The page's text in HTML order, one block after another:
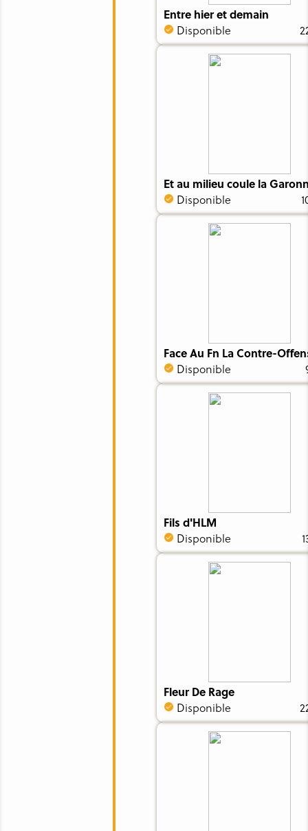
Entre hier et demain
Disponible
Et au milieu coule la
Disponible
Face Au Fn La Contre-
Disponible
Fils d'HLM
Disponible
Fleur De Rage
Disponible